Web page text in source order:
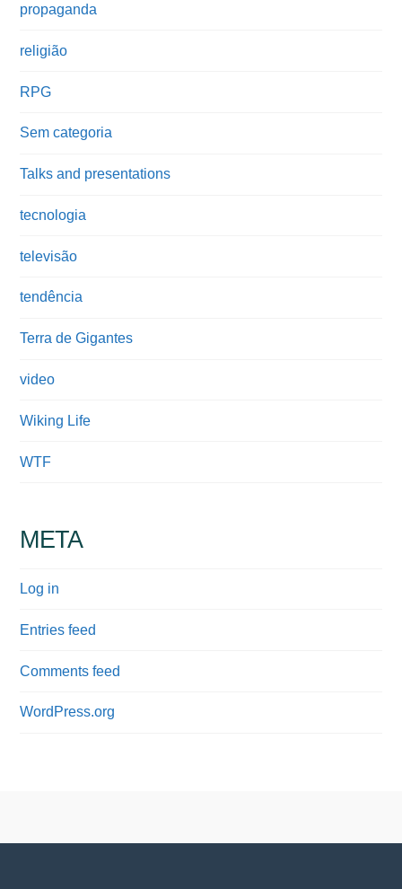
propaganda
religião
RPG
Sem categoria
Talks and presentations
tecnologia
televisão
tendência
Terra de Gigantes
video
Wiking Life
WTF
META
Log in
Entries feed
Comments feed
WordPress.org